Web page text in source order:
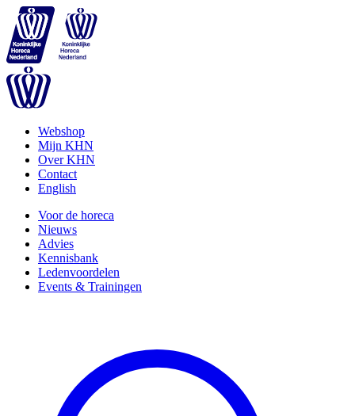
Webshop
Mijn KHN
Over KHN
Contact
English
Voor de horeca
Nieuws
Advies
Kennisbank
Ledenvoordelen
Events & Trainingen